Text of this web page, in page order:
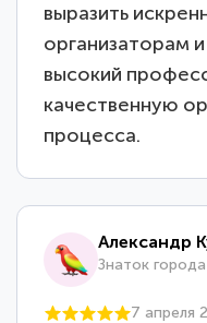
выразить
организаторам
высокий
качественную
процесса.
Александр
Знаток
7 апреля